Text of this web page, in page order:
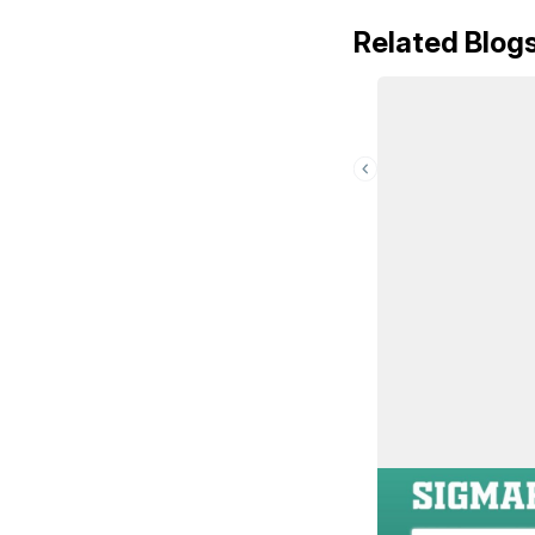
Related